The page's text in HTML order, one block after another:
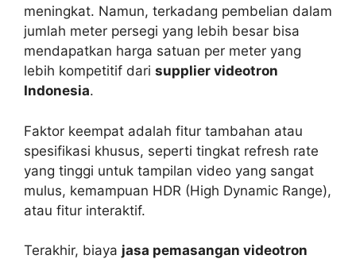
meningkat. Namun, terkadang pembelian dalam
jumlah meter persegi yang lebih besar bisa
mendapatkan harga satuan per meter yang
lebih kompetitif dari supplier videotron
Indonesia.
Faktor keempat adalah fitur tambahan atau
spesifikasi khusus, seperti tingkat refresh rate
yang tinggi untuk tampilan video yang sangat
mulus, kemampuan HDR (High Dynamic Range),
atau fitur interaktif.
Terakhir, biaya jasa pemasangan videotron